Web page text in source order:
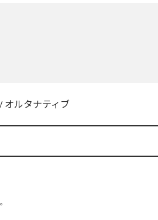
/ オルタナティブ